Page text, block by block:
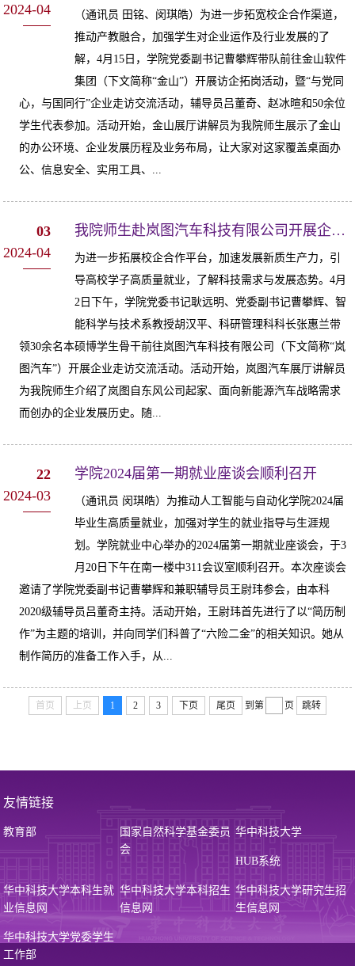
2024-04
（通讯员 田铭、闵琪皓）为进一步拓宽校企合作渠道，
推动产教融合，加强学生对企业运作及行业发展的了
解，4月15日，学院党委副书记曹攀辉带队前往金山软件
集团（下文简称“金山”）开展访企拓岗活动，暨“与党同
心，与国同行”企业走访交流活动，辅导员吕董奇、赵冰暄和50余位
学生代表参加。活动开始，金山展厅讲解员为我院师生展示了金山
的办公环境、企业发展历程及业务布局，让大家对这家覆盖桌面办
公、信息安全、实用工具、...
03
2024-04
我院师生赴岚图汽车科技有限公司开展企业走访交流活动
为进一步拓展校企合作平台，加速发展新质生产力，引
导高校学子高质量就业，了解科技需求与发展态势。4月
2日下午，学院党委书记耿远明、党委副书记曹攀辉、智
能科学与技术系教授胡汉平、科研管理科科长张惠兰带
领30余名本硕博学生骨干前往岚图汽车科技有限公司（下文简称“岚
图汽车”）开展企业走访交流活动。活动开始，岚图汽车展厅讲解员
为我院师生介绍了岚图自东风公司起家、面向新能源汽车战略需求
而创办的企业发展历史。随...
22
2024-03
学院2024届第一期就业座谈会顺利召开
（通讯员 闵琪皓）为推动人工智能与自动化学院2024届
毕业生高质量就业，加强对学生的就业指导与生涯规
划。学院就业中心举办的2024届第一期就业座谈会，于3
月20日下午在南一楼中311会议室顺利召开。本次座谈会
邀请了学院党委副书记曹攀辉和兼职辅导员王尉玮参会，由本科
2020级辅导员吕董奇主持。活动开始，王尉玮首先进行了以“简历制
作”为主题的培训，并向同学们科普了“六险二金”的相关知识。她从
制作简历的准备工作入手，从...
首页 上页 1 2 3 下页 尾页 到第 页 跳转
友情链接
教育部
国家自然科学基金委员
会
华中科技大学
HUB系统
华中科技大学本科生就
业信息网
华中科技大学本科招生
信息网
华中科技大学研究生招
生信息网
华中科技大学党委学生
工作部